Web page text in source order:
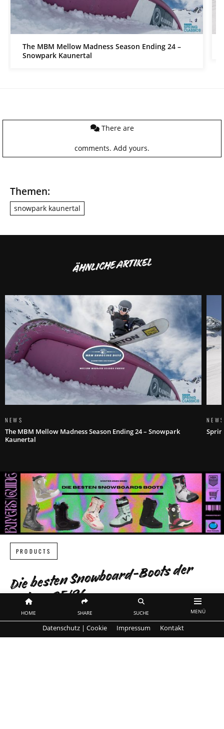
HOME SHARE SUCHE MENÜ
The MBM Mellow Madness Season Ending 24 –
Snowpark Kaunertal
There are
comments. Add yours.
Themen:
snowpark kaunertal
ÄHNLICHE ARTIKEL
NEWS
The MBM Mellow Madness Season Ending 24 – Snowpark
Kaunertal
NEWS
PRODUCTS
Die besten Snowboard-Boots der
Saison 25/26
Komfort, Kontrolle und Performance –
die Highlights der neuen Saison
Datenschutz | Cookie Impressum Kontakt